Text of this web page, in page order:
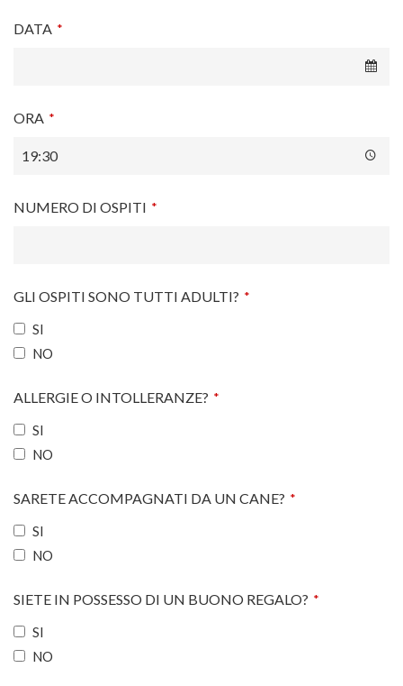
DATA *
ORA *
NUMERO DI OSPITI *
GLI OSPITI SONO TUTTI ADULTI? *
SI
NO
ALLERGIE O INTOLLERANZE? *
SI
NO
SARETE ACCOMPAGNATI DA UN CANE? *
SI
NO
SIETE IN POSSESSO DI UN BUONO REGALO? *
SI
NO